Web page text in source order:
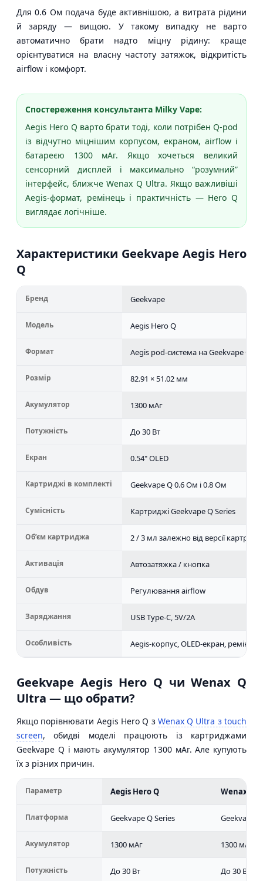
Для 0.6 Ом подача буде активнішою, а витрата рідини
й заряду — вищою. У такому випадку не варто
автоматично брати надто міцну рідину: краще
орієнтуватися на власну частоту затяжок, відкритість
airflow і комфорт.
Спостереження консультанта Milky Vape:
Aegis Hero Q варто брати тоді, коли потрібен Q-pod
із відчутно міцнішим корпусом, екраном, airflow і
батареєю 1300 мАг. Якщо хочеться великий
сенсорний дисплей і максимально “розумний”
інтерфейс, ближче Wenax Q Ultra. Якщо важливіші
Aegis-формат, ремінець і практичність — Hero Q
виглядає логічніше.
Характеристики Geekvape Aegis Hero
Q
Бренд Geekvape
Модель Aegis Hero Q
Формат Aegis pod-система на Geekvape Q
Розмір 82.91 × 51.02 мм
Акумулятор 1300 мАг
Потужність До 30 Вт
Екран 0.54" OLED
Картриджі в комплекті Geekvape Q 0.6 Ом і 0.8 Ом
Сумісність Картриджі Geekvape Q Series
Об’єм картриджа 2 / 3 мл залежно від версії
Активація Автозатяжка / кнопка
Обдув Регулювання airflow
Заряджання USB Type-C, 5V/2A
Особливість Aegis-корпус, OLED-екран,
Geekvape Aegis Hero Q чи Wenax Q
Ultra — що обрати?
Якщо порівнювати Aegis Hero Q з Wenax Q Ultra з touch
screen, обидві моделі працюють із картриджами
Geekvape Q і мають акумулятор 1300 мАг. Але купують
їх з різних причин.
Параметр Aegis Hero Q Wenax Q
Платформа Geekvape Q Series Geekvape
Акумулятор 1300 мАг 1300 мАг
Потужність До 30 Вт До 30 Вт